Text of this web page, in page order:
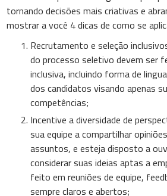
tornando decisões mais criativas e
mostrar a você 4 dicas de como se
Recrutamento e seleção
do processo seletivo devem ser
inclusiva, incluindo forma de
dos candidatos visando apenas
competências;
Incentive a diversidade de
sua equipe a compartilhar
assuntos, e esteja disposto a
considerar suas ideias aptas a
feito em reuniões de equipe,
sempre claros e abertos;